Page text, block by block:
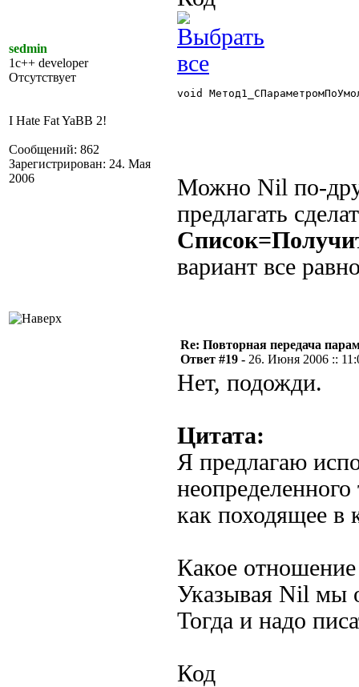
sedmin
1c++ developer
Отсутствует
I Hate Fat YaBB 2!
Сообщений: 862
Зарегистрирован: 24. Мая
2006
void
Можно Nil по-
предлагать
вариант все
Re: Повторная передача
Ответ #19 - 26. Июня 2006 ::
Нет, подожди.
Цитата:
Я предлагаю
как походящее в
Какое
Указывая Nil мы
Тогда и надо
Код